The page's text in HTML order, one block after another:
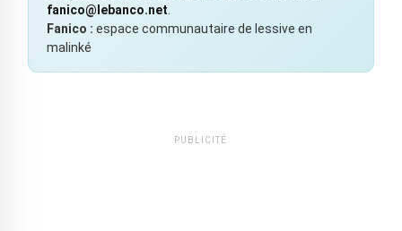
fanico@lebanco.net
Fanico : espace communautaire de lessive en
malinké
PUBLICITÉ